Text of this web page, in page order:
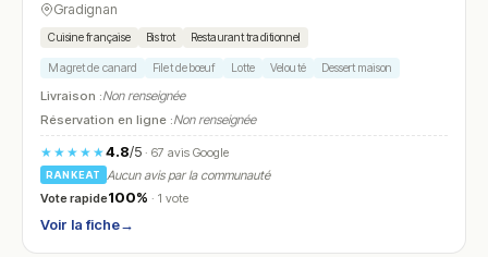
Gradignan
Cuisine française Bistrot Restaurant traditionnel
Magret de canard Filet de bœuf Lotte Velouté Dessert maison
Livraison :Non renseignée
Réservation en ligne :Non renseignée
★★★★★4.8/5· 67 avis Google
RANKEAT
Aucun avis par la communauté
Vote rapide100% · 1 vote
Voir la fiche→